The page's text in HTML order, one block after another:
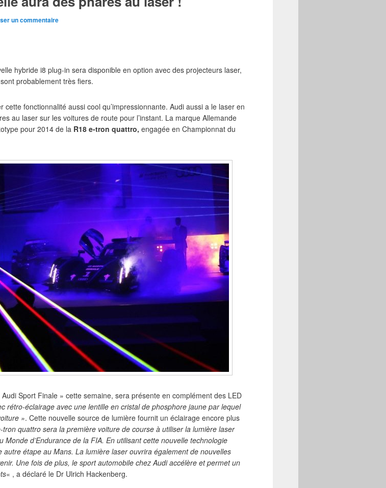
un commentaire
hybride i8 plug-in sera disponible en option avec des projecteurs laser,
probablement très fiers.
cette fonctionnalité aussi cool qu’impressionnante. Audi aussi a le laser en
au laser sur les voitures de route pour l’instant. La marque Allemande
pour 2014 de la R18 e-tron quattro, engagée en Championnat du
Sport Finale » cette semaine, sera présente en complément des LED
rétro-éclairage avec une lentille en cristal de phosphore jaune par lequel
». Cette nouvelle source de lumière fournit un éclairage encore plus
tron quattro sera la première voiture de course à utiliser la lumière laser
d’Endurance de la FIA. En utilisant cette nouvelle technologie
autre étape au Mans. La lumière laser ouvrira également de nouvelles
Une fois de plus, le sport automobile chez Audi accélère et permet un
« , a déclaré le Dr Ulrich Hackenberg.